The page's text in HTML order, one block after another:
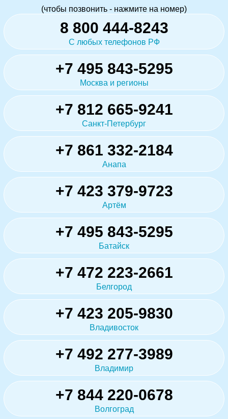
(чтобы позвонить - нажмите на номер)
8 800 444-8243
С любых телефонов РФ
+7 495 843-5295
Москва и регионы
+7 812 665-9241
Санкт-Петербург
+7 861 332-2184
Анапа
+7 423 379-9723
Артём
+7 495 843-5295
Батайск
+7 472 223-2661
Белгород
+7 423 205-9830
Владивосток
+7 492 277-3989
Владимир
+7 844 220-0678
Волгоград